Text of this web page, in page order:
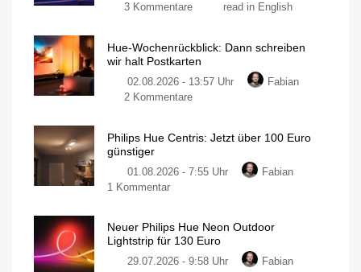
3 Kommentare
read in English
Hue-Wochenrückblick: Dann schreiben
wir halt Postkarten
02.08.2026 - 13:57 Uhr
Fabian
2 Kommentare
Philips Hue Centris: Jetzt über 100 Euro
günstiger
01.08.2026 - 7:55 Uhr
Fabian
1 Kommentar
Neuer Philips Hue Neon Outdoor
Lightstrip für 130 Euro
29.07.2026 - 9:58 Uhr
Fabian